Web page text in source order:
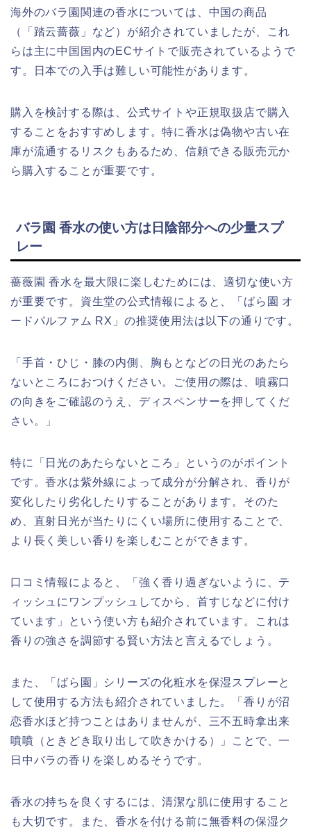
海外のバラ園関連の香水については、中国の商品
（「踏云蔷薇」など）が紹介されていましたが、これ
らは主に中国国内のECサイトで販売されているようで
す。日本での入手は難しい可能性があります。
購入を検討する際は、公式サイトや正規取扱店で購入
することをおすすめします。特に香水は偽物や古い在
庫が流通するリスクもあるため、信頼できる販売元か
ら購入することが重要です。
バラ園 香水の使い方は日陰部分への少量スプ
レー
薔薇園 香水を最大限に楽しむためには、適切な使い方
が重要です。資生堂の公式情報によると、「ばら園 オ
ードパルファム RX」の推奨使用法は以下の通りです。
「手首・ひじ・膝の内側、胸もとなどの日光のあたら
ないところにおつけください。ご使用の際は、噴霧口
の向きをご確認のうえ、ディスペンサーを押してくだ
さい。」
特に「日光のあたらないところ」というのがポイント
です。香水は紫外線によって成分が分解され、香りが
変化したり劣化したりすることがあります。そのた
め、直射日光が当たりにくい場所に使用することで、
より長く美しい香りを楽しむことができます。
口コミ情報によると、「強く香り過ぎないように、テ
ィッシュにワンプッシュしてから、首すじなどに付け
ています」という使い方も紹介されています。これは
香りの強さを調節する賢い方法と言えるでしょう。
また、「ばら園」シリーズの化粧水を保湿スプレーと
して使用する方法も紹介されていました。「香りが沼
恋香水ほど持つことはありませんが、三不五時拿出来
噴噴（ときどき取り出して吹きかける）」ことで、一
日中バラの香りを楽しめるそうです。
香水の持ちを良くするには、清潔な肌に使用すること
も大切です。また、香水を付ける前に無香料の保湿ク